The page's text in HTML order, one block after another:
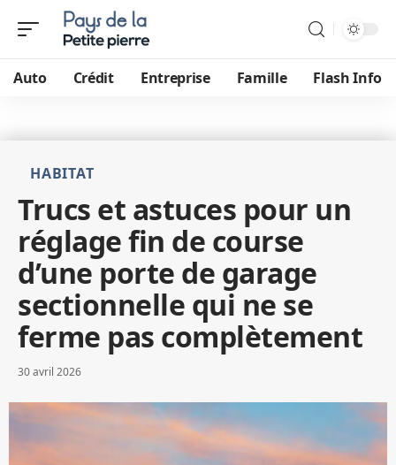
Auto Crédit Entreprise Famille Flash Info
HABITAT
Trucs et astuces pour un
réglage fin de course
d’une porte de garage
sectionnelle qui ne se
ferme pas complètement
30 avril 2026